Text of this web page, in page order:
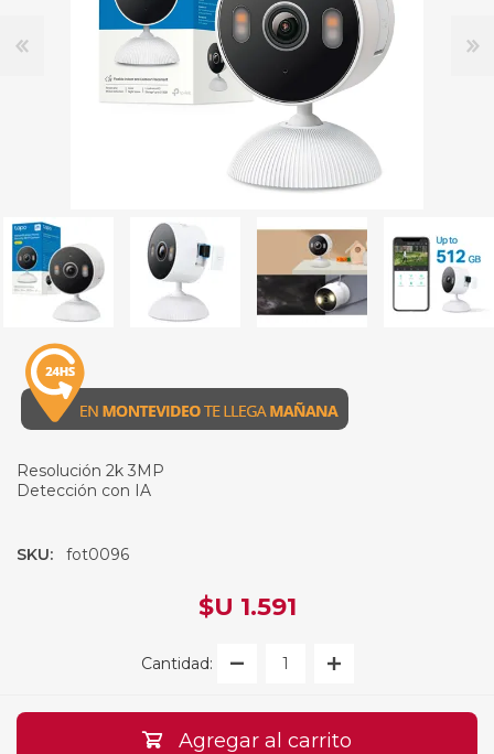
Resolución 2k 3MP
Detección con IA
SKU: fot0096
$U 1.591
Cantidad:
Agregar al carrito